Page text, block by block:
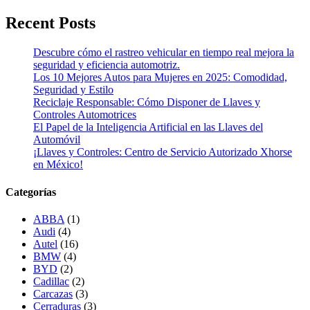
Recent Posts
Descubre cómo el rastreo vehicular en tiempo real mejora la
seguridad y eficiencia automotriz.
Los 10 Mejores Autos para Mujeres en 2025: Comodidad,
Seguridad y Estilo
Reciclaje Responsable: Cómo Disponer de Llaves y
Controles Automotrices
El Papel de la Inteligencia Artificial en las Llaves del
Automóvil
¡Llaves y Controles: Centro de Servicio Autorizado Xhorse
en México!
Categorías
ABBA (1)
Audi (4)
Autel (16)
BMW (4)
BYD (2)
Cadillac (2)
Carcazas (3)
Cerraduras (3)